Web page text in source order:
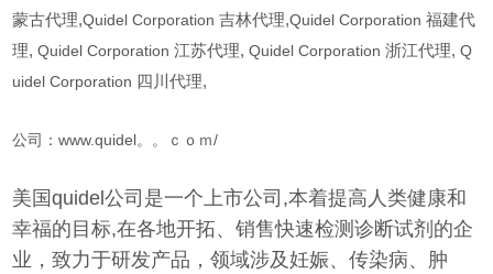
蒙古代理,Quidel Corporation吉林代理,Quidel Corporation福建代
理,Quidel Corporation江苏代理,Quidel Corporation浙江代理,Q
uidel Corporation 四川代理,
公司：www.quidel。。ｃｏｍ/
美国quidel公司是一个上市公司,本着提高人类健康和
幸福的目标,在各地开拓、销售快速检测诊断试剂的企
业，致力于研发产品，领域涉及妊娠、传染病、肿